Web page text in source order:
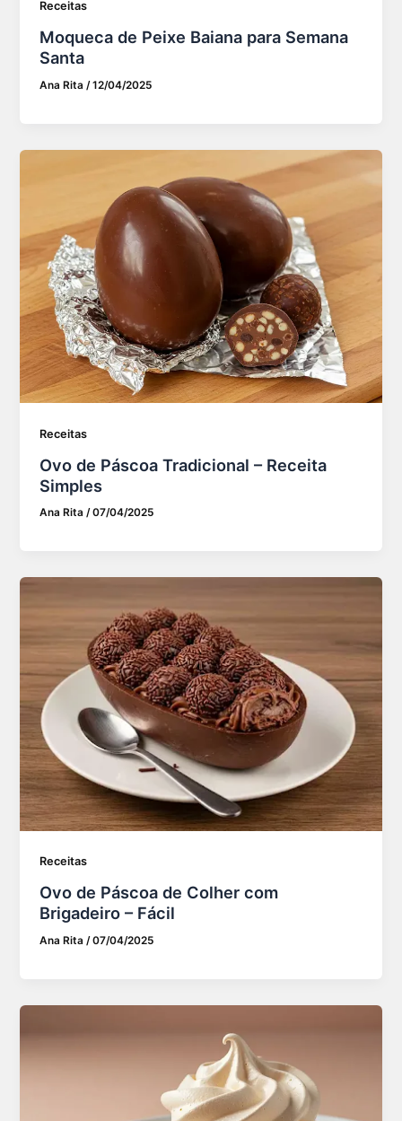
Receitas
Moqueca de Peixe Baiana para Semana
Santa
Ana Rita/12/04/2025
Receitas
Ovo de Páscoa Tradicional – Receita
Simples
Ana Rita/07/04/2025
Receitas
Ovo de Páscoa de Colher com
Brigadeiro – Fácil
Ana Rita/07/04/2025